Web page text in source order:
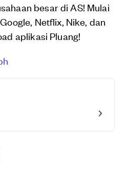
besar di AS! Mulai
Netflix, Nike, dan
aplikasi Pluang!